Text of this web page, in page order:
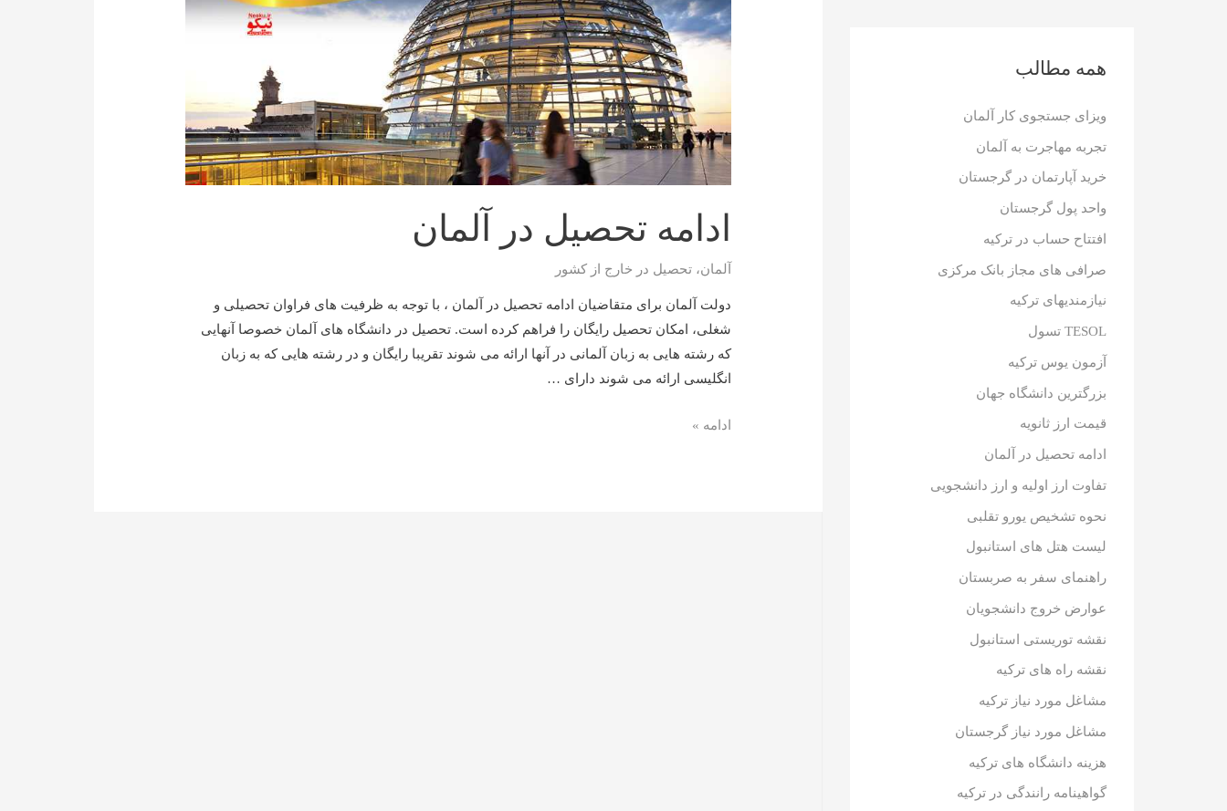
همه مطالب
ویزای جستجوی کار آلمان
تجربه مهاجرت به آلمان
خرید آپارتمان در گرجستان
واحد پول گرجستان
افتتاح حساب در ترکیه
صرافی های مجاز بانک مرکزی
نیازمندیهای ترکیه
TESOL تسول
آزمون یوس ترکیه
بزرگترین دانشگاه جهان
قیمت ارز ثانویه
ادامه تحصیل در آلمان
تفاوت ارز اولیه و ارز دانشجویی
نحوه تشخیص یورو تقلبی
لیست هتل های استانبول
راهنمای سفر به صربستان
عوارض خروج دانشجویان
نقشه توریستی استانبول
نقشه راه های ترکیه
مشاغل مورد نیاز ترکیه
مشاغل مورد نیاز گرجستان
هزینه دانشگاه های ترکیه
گواهینامه رانندگی در ترکیه
ادامه تحصیل در آلمان
آلمان،تحصیل در خارج از کشور
دولت آلمان برای متقاضیان ادامه تحصیل در آلمان ، با توجه به ظرفیت های فراوان تحصیلی و
شغلی، امکان تحصیل رایگان را فراهم کرده است. تحصیل در دانشگاه های آلمان خصوصا آنهایی
که رشته هایی به زبان آلمانی در آنها ارائه می شوند تقریبا رایگان و در رشته هایی که به زبان
انگلیسی ارائه می شوند دارای …
ادامه
ادامه »